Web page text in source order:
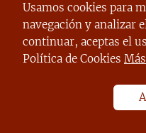
de
Usamos cookies para
navegación y analizar
continuar, aceptas el
Política de Cookies